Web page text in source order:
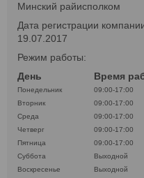
Минский райисполком
Дата регистрации
19.07.2017
Режим работы:
День
Время
Понедельник
09:00-17:00
Вторник
09:00-17:00
Среда
09:00-17:00
Четверг
09:00-17:00
Пятница
09:00-17:00
Суббота
Выходной
Воскресенье
Выходной